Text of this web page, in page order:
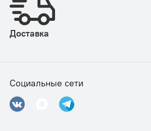
Доставка
Социальные сети